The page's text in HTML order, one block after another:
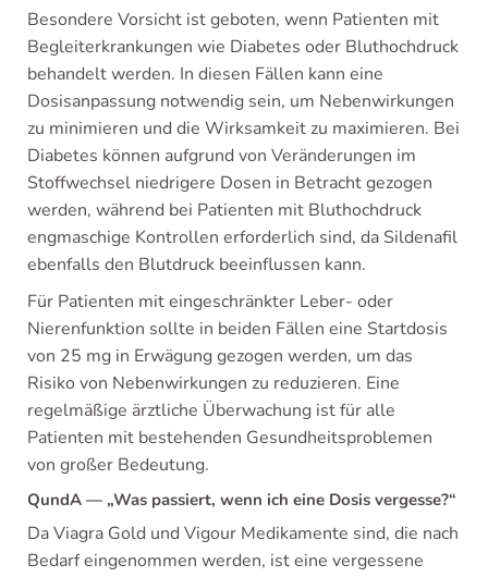
Besondere Vorsicht ist geboten, wenn Patienten mit
Begleiterkrankungen wie Diabetes oder Bluthochdruck
behandelt werden. In diesen Fällen kann eine
Dosisanpassung notwendig sein, um Nebenwirkungen
zu minimieren und die Wirksamkeit zu maximieren. Bei
Diabetes können aufgrund von Veränderungen im
Stoffwechsel niedrigere Dosen in Betracht gezogen
werden, während bei Patienten mit Bluthochdruck
engmaschige Kontrollen erforderlich sind, da Sildenafil
ebenfalls den Blutdruck beeinflussen kann.
Für Patienten mit eingeschränkter Leber- oder
Nierenfunktion sollte in beiden Fällen eine Startdosis
von 25 mg in Erwägung gezogen werden, um das
Risiko von Nebenwirkungen zu reduzieren. Eine
regelmäßige ärztliche Überwachung ist für alle
Patienten mit bestehenden Gesundheitsproblemen
von großer Bedeutung.
QundA — „Was passiert, wenn ich eine Dosis vergesse?“
Da Viagra Gold und Vigour Medikamente sind, die nach
Bedarf eingenommen werden, ist eine vergessene